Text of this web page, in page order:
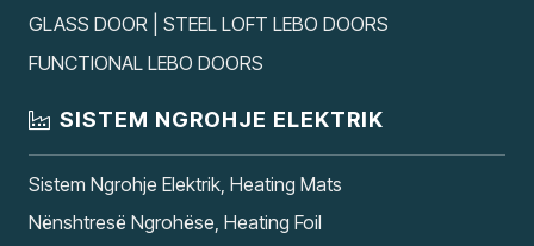
GLASS DOOR | STEEL LOFT LEBO DOORS
FUNCTIONAL LEBO DOORS
SISTEM NGROHJE ELEKTRIK
Sistem Ngrohje Elektrik, Heating Mats
Nënshtresë Ngrohëse, Heating Foil